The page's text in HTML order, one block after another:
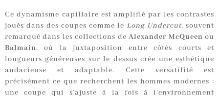
Ce dynamisme capillaire est amplifié par les contrastes
joués dans des coupes comme le Long Undercut, souvent
remarqué dans les collections deAlexander McQueen ou
Balmain, où la juxtaposition entre côtés courts et
longueurs généreuses sur le dessus crée une esthétique
audacieuse et adaptable. Cette versatilité est
précisément ce que recherchent les hommes modernes :
une coupe qui s’ajuste à la fois à l’environnement